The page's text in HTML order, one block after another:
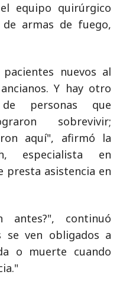
equipo quirúrgico
armas de fuego,
nuevos al
Y hay otro
personas que
sobrevivir;
aquí", afirmó la
especialista en
presta asistencia en
antes?", continuó
se ven obligados a
o muerte cuando